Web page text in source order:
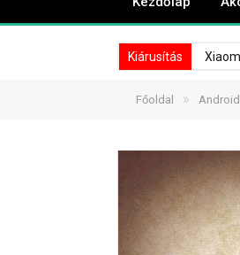
Kiárusítás
Főoldal »